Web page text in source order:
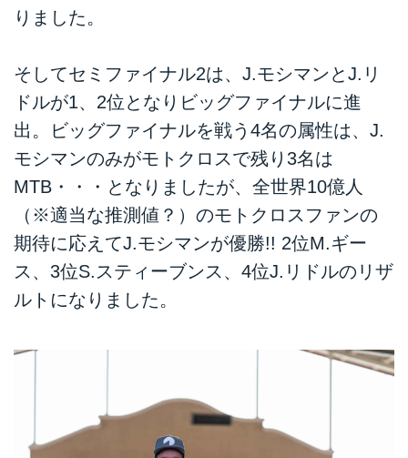
りました。
そしてセミファイナル2は、J.モシマンとJ.リ
ドルが1、2位となりビッグファイナルに進
出。ビッグファイナルを戦う4名の属性は、J.
モシマンのみがモトクロスで残り3名は
MTB・・・となりましたが、全世界10億人
（※適当な推測値？）のモトクロスファンの
期待に応えてJ.モシマンが優勝!! 2位M.ギー
ス、3位S.スティーブンス、4位J.リドルのリザ
ルトになりました。